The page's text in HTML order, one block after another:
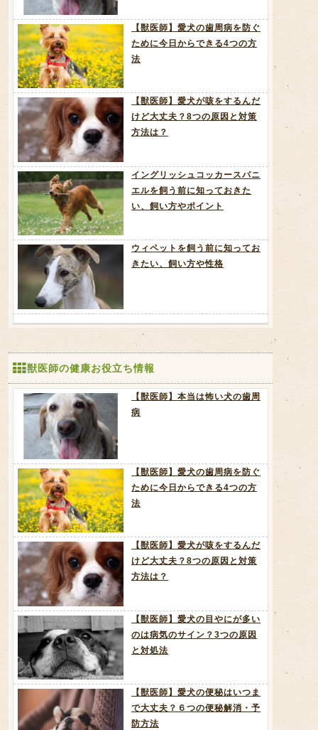
【獣医師】愛犬の歯周病を防ぐ
ために今日からできる4つの方
法
【獣医師】愛犬が咳をするんだ
けど大丈夫？8つの原因と対策
方法は？
イングリッシュコッカースパニ
エルを飼う前に知っておきた
い、飼い方やポイント
ウィペットを飼う前に知ってお
きたい、飼い方や性格
獣医師の健康お役立ち情報
【獣医師】本当は怖い犬の歯周
病
【獣医師】愛犬の歯周病を防ぐ
ために今日からできる4つの方
法
【獣医師】愛犬が咳をするんだ
けど大丈夫？8つの原因と対策
方法は？
【獣医師】愛犬の目やにが多い
のは病気のサイン？3つの原因
と対処法
【獣医師】愛犬の便秘はいつま
で大丈夫？６つの便秘解消・予
防方法